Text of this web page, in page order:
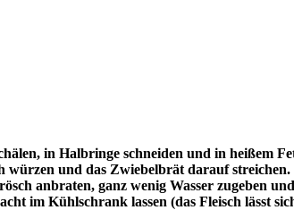
in Halbringe schneiden und in heißem
würzen und das Zwiebelbrät darauf
anbraten, ganz wenig Wasser zugeben
im Kühlschrank lassen (das Fleisch lässt